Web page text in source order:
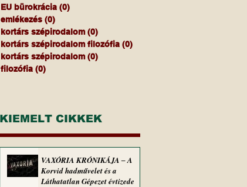
EU bürokrácia (0)
emlékezés (0)
kortárs szépirodalom (0)
kortárs szépirodalom filozófia (0)
kortárs szépirodalom (0)
filozófia (0)
KIEMELT CIKKEK
VAXÓRIA KRÓNIKÁJA ‒ A
Korvid hadművelet és a
Láthatatlan Gépezet évtizede